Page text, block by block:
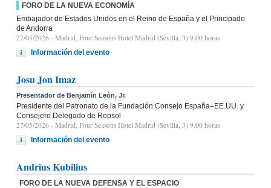
FORO DE LA NUEVA ECONOMÍA
Embajador de Estados Unidos en el Reino de España y el Principado
de Andorra
27/05/2026 - Madrid, Four Seasons Hotel Madrid (Sevilla, 3) 9.00 horas
Información del evento
Josu Jon Imaz
Presentador de Benjamín León, Jr.
Presidente del Patronato de la Fundación Consejo España–EE.UU. y
Consejero Delegado de Repsol
27/05/2026 - Madrid, Four Seasons Hotel Madrid (Sevilla, 3) 9.00 horas
Información del evento
Andrius Kubilius
FORO DE LA NUEVA DEFENSA Y EL ESPACIO